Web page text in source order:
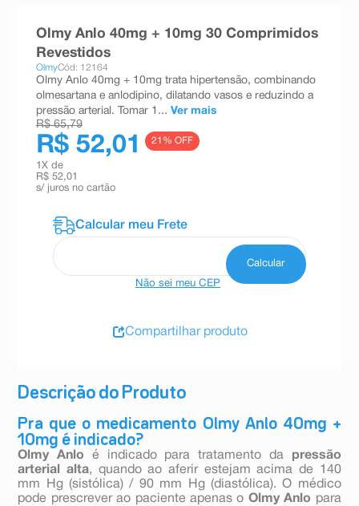
Descrição do Produto
Pra que o medicamento Olmy Anlo 40mg +
10mg é indicado?
Olmy Anlo é indicado para tratamento da pressão
arterial alta, quando ao aferir estejam acima de 140
mm Hg (sistólica) / 90 mm Hg (diastólica). O médico
pode prescrever ao paciente apenas o Olmy Anlo para
Olmy Anlo 40mg + 10mg 30 Comprimidos
Revestidos
OlmyCód: 12164
Olmy Anlo 40mg + 10mg trata hipertensão, combinando
olmesartana e anlodipino, dilatando vasos e reduzindo a
pressão arterial. Tomar 1... Ver mais
R$ 65,79
R$ 52,01 21 % OFF
1 X de
R$ 52,01
s/ juros no cartão
Não sei meu CEP
Compartilhar produto
esmalte
10ºabsorvente